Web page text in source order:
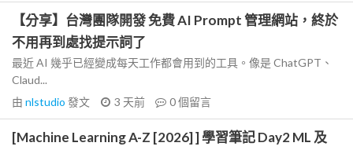
【分享】台灣團隊開發 免費 AI Prompt 管理網站，終於
不用再到處找提示詞了
最近 AI 幾乎已經變成每天工作都會用到的工具。像是 ChatGPT、
Claud...
由 nlstudio 發文 3 天前 0個留言
[Machine Learning A-Z [2026] ] 學習筆記 Day2 ML 及